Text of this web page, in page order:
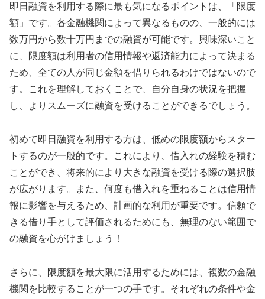
即日融資を利用する際に最も気になるポイントは、「限度
額」です。各金融機関によって異なるものの、一般的には
数万円から数十万円までの融資が可能です。興味深いこと
に、限度額は利用者の信用情報や返済能力によって決まる
ため、全ての人が同じ金額を借りられるわけではないので
す。これを理解しておくことで、自分自身の状況を把握
し、よりスムーズに融資を受けることができるでしょう。
初めて即日融資を利用する方は、低めの限度額からスター
トするのが一般的です。これにより、借入れの経験を積む
ことができ、将来的により大きな融資を受ける際の選択肢
が広がります。また、何度も借入れを重ねることは信用情
報に影響を与えるため、計画的な利用が重要です。信頼で
きる借り手として評価されるためにも、無理のない範囲で
の融資を心がけましょう！
さらに、限度額を最大限に活用するためには、複数の金融
機関を比較することが一つの手です。それぞれの条件や金